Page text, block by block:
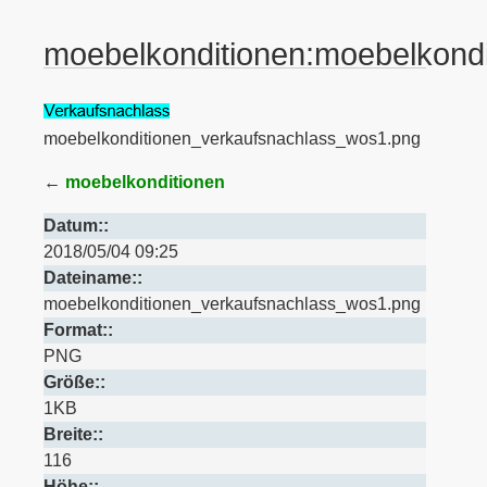
moebelkonditionen_verkaufsnachlass_wos1.png
← moebelkonditionen
Datum::
2018/05/04 09:25
Dateiname::
moebelkonditionen_verkaufsnachlass_wos1.png
Format::
PNG
Größe::
1KB
Breite::
116